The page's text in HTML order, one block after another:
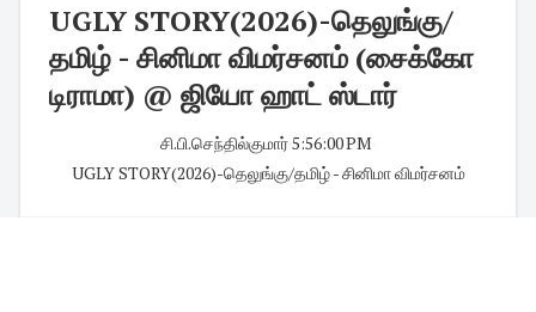
UGLY STORY(2026)-தெலுங்கு/
தமிழ் - சினிமா விமர்சனம் (சைக்கோ
டிராமா) @ ஜியோ ஹாட் ஸ்டார்
சி.பி.செந்தில்குமார்5:56:00 PM
UGLY STORY(2026)-தெலுங்கு/தமிழ் - சினிமா விமர்சனம்